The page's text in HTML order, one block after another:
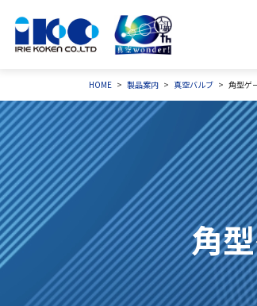
HOME 製品案内 真空バルブ 角型ゲ
角